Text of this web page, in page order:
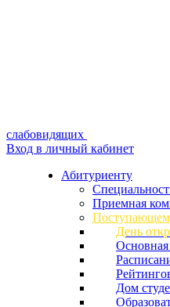
слабовидящих
Вход в личный кабинет
Абитуриенту
Приемная
День
Дом